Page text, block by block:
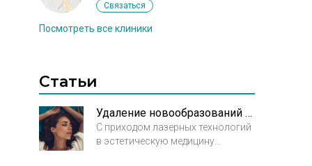
Связаться
Посмотреть все клиники
Статьи
Удаление новообразований лазером. Просто и безопасно
С приходом лазерных технологий
в эстетическую медицину